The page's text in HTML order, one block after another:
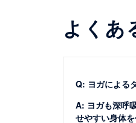
よくあ
Q: ヨガによる
A: ヨガも深呼
せやすい身体を